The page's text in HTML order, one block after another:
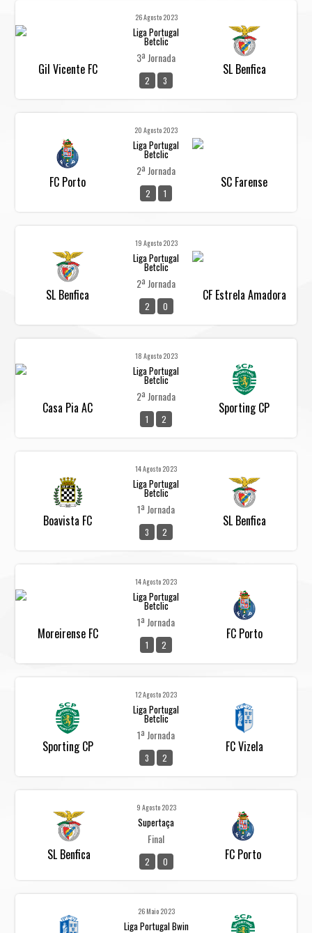
Gil Vicente FC
26 Agosto 2023
Liga Portugal
Betclic
3ª Jornada
2 3
SL Benfica
FC Porto
20 Agosto 2023
Liga Portugal
Betclic
2ª Jornada
2 1
SC Farense
SL Benfica
19 Agosto 2023
Liga Portugal
Betclic
2ª Jornada
2 0
CF Estrela Amadora
Casa Pia AC
18 Agosto 2023
Liga Portugal
Betclic
2ª Jornada
1 2
Sporting CP
Boavista FC
14 Agosto 2023
Liga Portugal
Betclic
1ª Jornada
3 2
SL Benfica
Moreirense FC
14 Agosto 2023
Liga Portugal
Betclic
1ª Jornada
1 2
FC Porto
Sporting CP
12 Agosto 2023
Liga Portugal
Betclic
1ª Jornada
3 2
FC Vizela
SL Benfica
9 Agosto 2023
Supertaça
Final
2 0 FC Porto
26 Maio 2023
Liga Portugal Bwin